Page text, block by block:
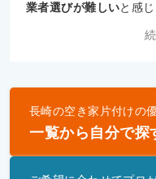
業者選びが難しいと感
優良業者とは
一般財団法人遺品整
長崎の空き家片付けの
一覧から自分で探